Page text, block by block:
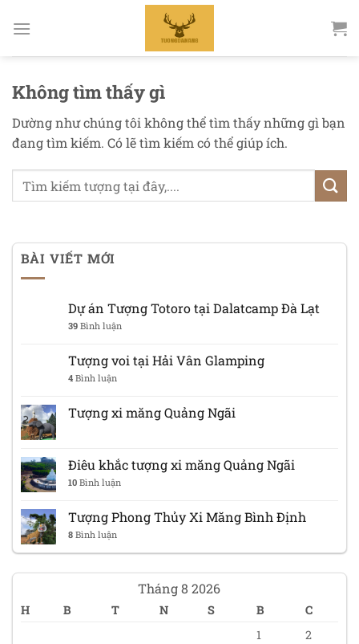
qua
Không tìm thấy gì
Dường như chúng tôi không thể tìm thấy những gì bạn
đang tìm kiếm. Có lẽ tìm kiếm có thể giúp ích.
BÀI VIẾT MỚI
Dự án Tượng Totoro tại Dalatcamp Đà Lạt
39Bình luận
Tượng voi tại Hải Vân Glamping
4Bình luận
Tượng xi măng Quảng Ngãi
Điêu khắc tượng xi măng Quảng Ngãi
10Bình luận
Tượng Phong Thủy Xi Măng Bình Định
8Bình luận
Tháng 8 2026
H B T N S B
C
1
2